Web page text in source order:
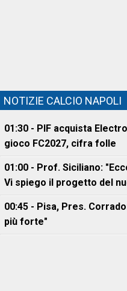
NOTIZIE CALCIO NAPOLI
01:30 - PIF acquista
gioco FC2027, cifra folle
01:00 - Prof. Siciliano:
Vi spiego il progetto del
00:45 - Pisa, Pres.
più forte"